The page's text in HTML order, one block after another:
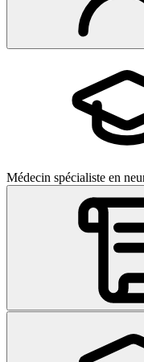
Médecin spécialiste en